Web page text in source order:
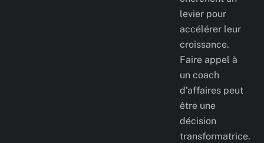
levier pour
accélérer leur
croissance.
Faire appel à
un coach
d’affaires peut
être une
décision
transformatrice.